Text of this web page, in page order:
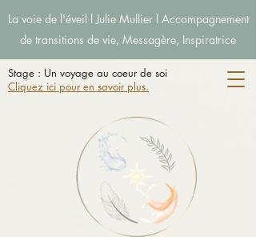
La voie de l'éveil l Julie Mullier l Accompagnement
de transitions de vie, Messagère, Inspiratrice
Stage : Un voyage au coeur de soi
Cliquez ici pour en savoir plus.